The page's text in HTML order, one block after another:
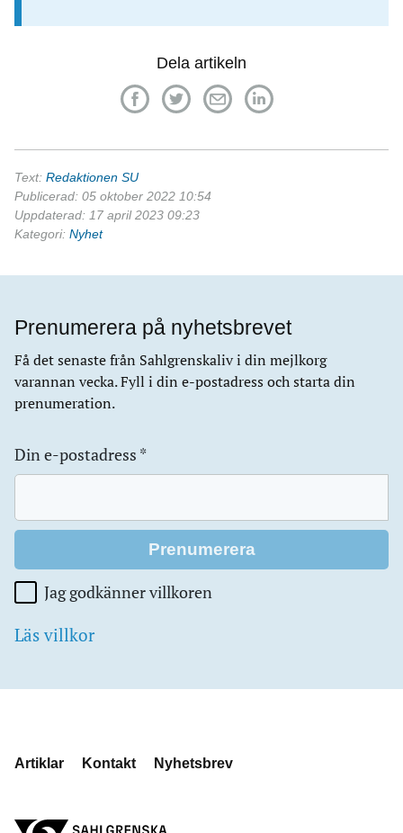
Dela artikeln
Text: Redaktionen SU
Publicerad: 05 oktober 2022 10:54
Uppdaterad: 17 april 2023 09:23
Kategori: Nyhet
Prenumerera på nyhetsbrevet
Få det senaste från Sahlgrenskaliv i din mejlkorg
varannan vecka. Fyll i din e-postadress och starta din
prenumeration.
Din e-postadress *
Jag godkänner villkoren
Läs villkor
Artiklar Kontakt Nyhetsbrev